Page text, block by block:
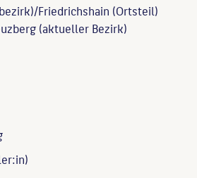
Friedrichshain (Ortsteil)
(aktueller Bezirk)